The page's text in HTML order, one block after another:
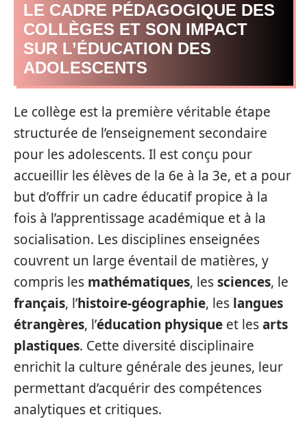
LE CADRE PÉDAGOGIQUE DES
COLLÈGES ET SON IMPACT
SUR L’ÉDUCATION DES
ADOLESCENTS
Le collège est la première véritable étape
structurée de l’enseignement secondaire
pour les adolescents. Il est conçu pour
accueillir les élèves de la 6e à la 3e, et a pour
but d’offrir un cadre éducatif propice à la
fois à l’apprentissage académique et à la
socialisation. Les disciplines enseignées
couvrent un large éventail de matières, y
compris les mathématiques, lessciences, le
français, l’histoire-géographie, les langues
étrangères, l’éducation physique et lesarts
plastiques. Cette diversité disciplinaire
enrichit la culture générale des jeunes, leur
permettant d’acquérir des compétences
analytiques et critiques.